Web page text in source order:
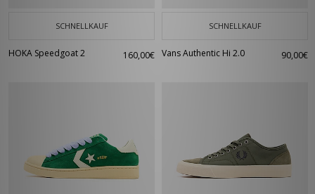
SCHNELLKAUF
HOKA Speedgoat 2 160,00€
SCHNELLKAUF
Vans Authentic Hi 2.0 90,00€